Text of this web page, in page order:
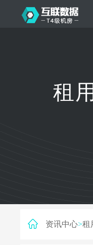
日本服务器
根据不同规模的网站提
构和 一站式协助
租
资讯中心>租